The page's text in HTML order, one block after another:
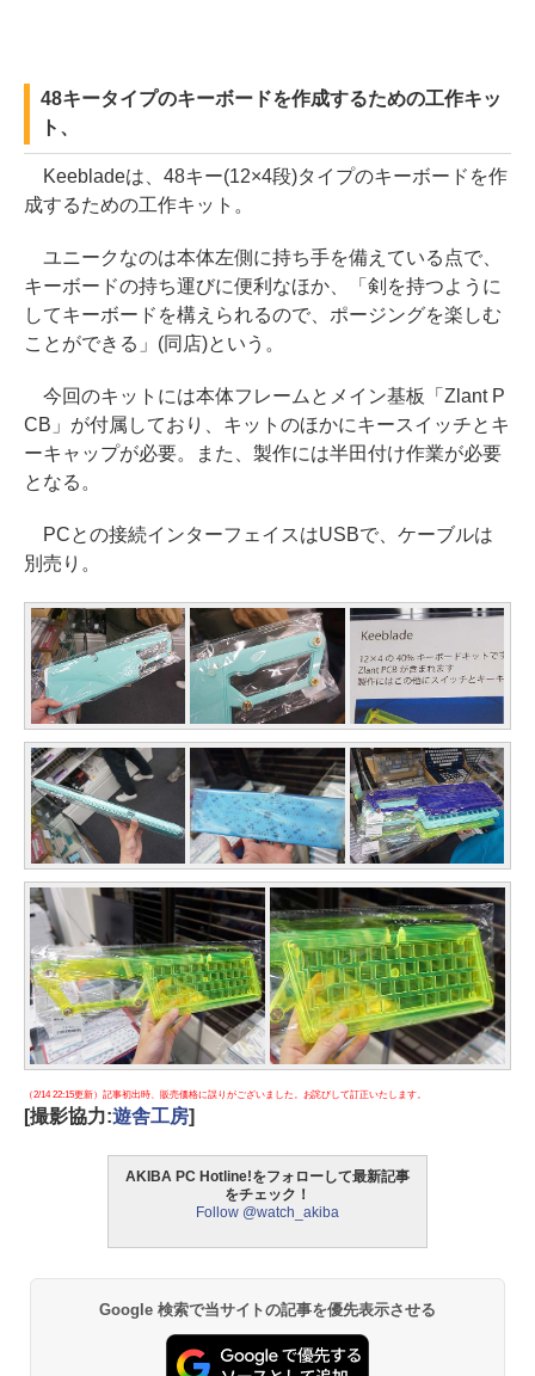
48キータイプのキーボードを作成するための工作キッ
ト、
Keebladeは、48キー(12×4段)タイプのキーボードを作
成するための工作キット。
ユニークなのは本体左側に持ち手を備えている点で、
キーボードの持ち運びに便利なほか、「剣を持つように
してキーボードを構えられるので、ポージングを楽しむ
ことができる」(同店)という。
今回のキットには本体フレームとメイン基板「Zlant P
CB」が付属しており、キットのほかにキースイッチとキ
ーキャップが必要。また、製作には半田付け作業が必要
となる。
PCとの接続インターフェイスはUSBで、ケーブルは
別売り。
（2/14 22:15更新）記事初出時、販売価格に誤りがございました。お詫びして訂正いたします。
[撮影協力:遊舎工房]
AKIBA PC Hotline!をフォローして最新記事
をチェック！
Follow @watch_akiba
Google 検索で当サイトの記事を優先表示させる